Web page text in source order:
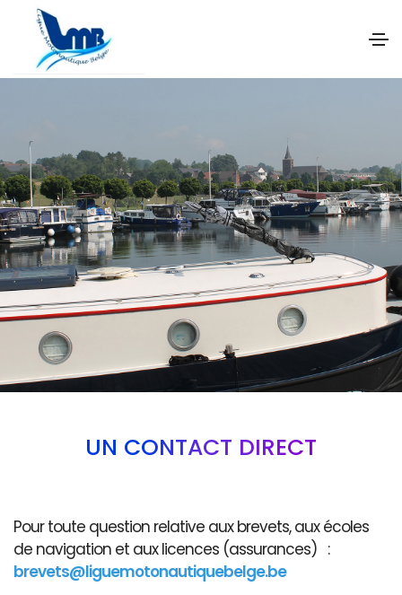
UN CONTACT DIRECT
Pour toute question relative aux brevets, aux écoles
de navigation et aux licences (assurances) :
brevets@liguemotonautiquebelge.be